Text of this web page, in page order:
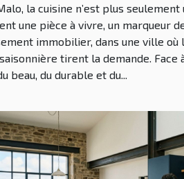
la cuisine n’est plus seulement
une pièce à vivre, un marqueur
immobilier, dans une ville où
tirent la demande. Face
beau, du durable et du...